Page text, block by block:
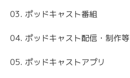
03. ポッドキャスト番組
04. ポッドキャスト配信・制作等
05. ポッドキャストアプリ